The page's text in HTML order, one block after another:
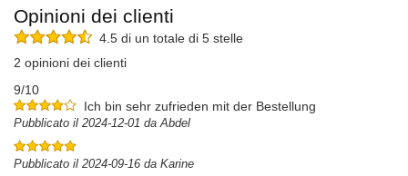
Opinioni dei clienti
4.5 di un totale di 5 stelle
2 opinioni dei clienti
9/10
Ich bin sehr zufrieden mit der Bestellung
Pubblicato il 2024-12-01 da Abdel
Pubblicato il 2024-09-16 da Karine